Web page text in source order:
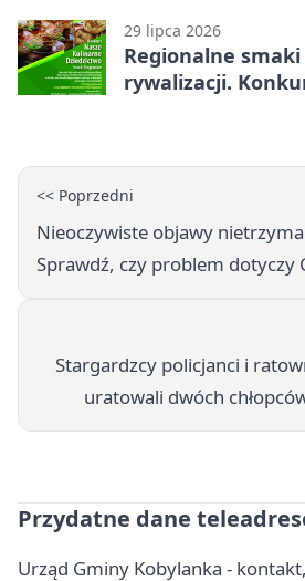
29 lipca 2026
Regionalne
rywalizacji.
<< Poprzedni
Nieoczywiste objawy
Sprawdź, czy problem dotyczy
Stargardzcy policjanci i
uratowali dwóch
Przydatne dane
Urząd Gminy Kobylanka -